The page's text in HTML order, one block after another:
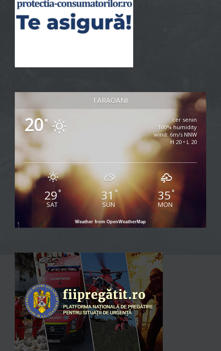
FARAOANI
20°
cer senin
100% humidity
wind: 6m/s NNW
H 20 • L 20
29°
SAT
31°
SUN
35°
MON
Weather from OpenWeatherMap